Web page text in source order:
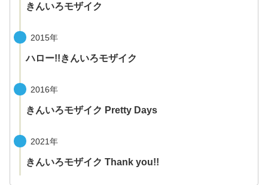
きんいろモザイク
2015年
ハロー!!きんいろモザイク
2016年
きんいろモザイク Pretty Days
2021年
きんいろモザイク Thank you!!